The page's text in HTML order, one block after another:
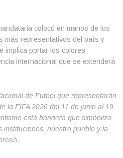
colocó en manos de los
más representativos del país y
implica portar los colores
internacional que se extenderá
de Futbol que representarán
la FIFA 2026 del 11 de junio al 19
esta bandera que simboliza
instituciones, nuestro pueblo y la